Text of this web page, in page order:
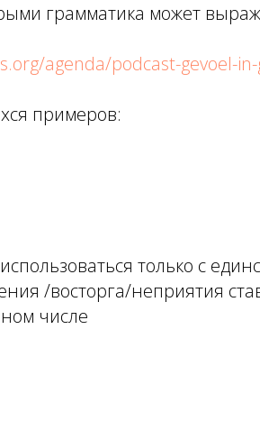
грамматика может
agenda/podcast-gevoel-
примеров:
только с
/восторга/неприятия
числе